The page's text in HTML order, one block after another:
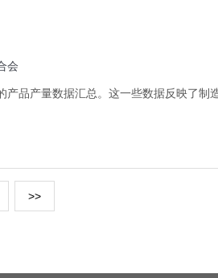
会
品产量数据汇总。这一些数据反映了制造
>>